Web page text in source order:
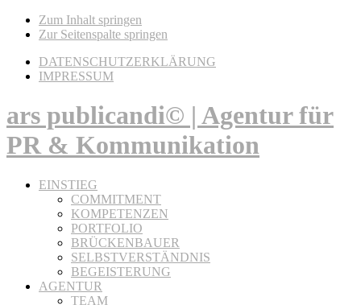
Zum Inhalt springen
Zur Seitenspalte springen
DATENSCHUTZERKLÄRUNG
IMPRESSUM
ars publicandi© | Agentur für
PR & Kommunikation
EINSTIEG
COMMITMENT
KOMPETENZEN
PORTFOLIO
BRÜCKENBAUER
SELBSTVERSTÄNDNIS
BEGEISTERUNG
AGENTUR
TEAM